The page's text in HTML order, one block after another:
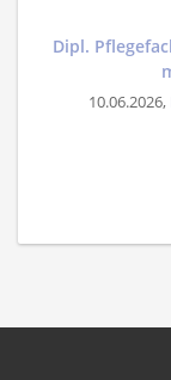
Dipl.
10.06.2026,